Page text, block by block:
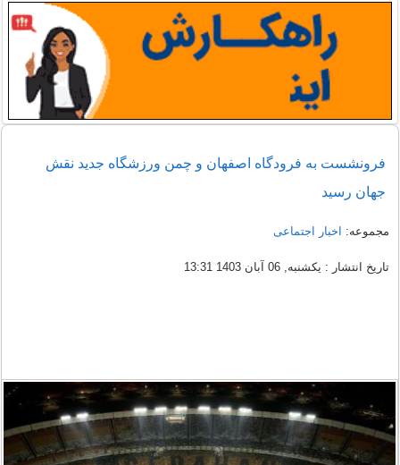
فرونشست‌ به فرودگاه اصفهان و چمن ورزشگاه جدید نقش
جهان رسید
مجموعه: اخبار اجتماعی
تاریخ انتشار : یکشنبه, 06 آبان 1403 13:31